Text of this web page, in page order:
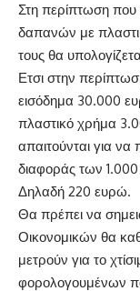
Στη περίπτωση που
δαπανών με
τους θα
Ετσι στην
εισόδημα 30.000
πλαστικό χρήμα
απαιτούνται για να
διαφοράς των
Δηλαδή 220 ευρώ.
Θα πρέπει να
Οικονομικών θα
μετρούν για το
φορολογουμένων